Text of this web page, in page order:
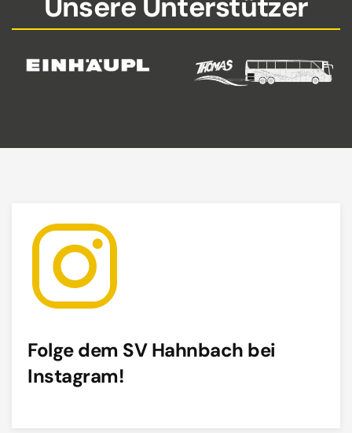
Unsere Unterstützer
Folge dem SV Hahnbach bei
Instagram!